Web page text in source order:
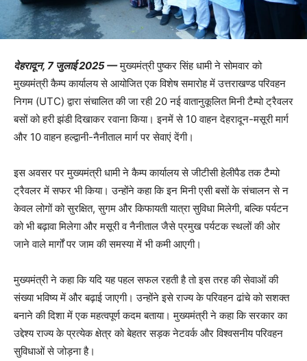
देहरादून, 7 जुलाई 2025 —मुख्यमंत्री पुष्कर सिंह धामी ने सोमवार को
मुख्यमंत्री कैम्प कार्यालय से आयोजित एक विशेष समारोह में उत्तराखण्ड परिवहन
निगम (UTC) द्वारा संचालित की जा रही 20 नई वातानुकूलित मिनी टैम्पो ट्रैवलर
बसों को हरी झंडी दिखाकर रवाना किया। इनमें से 10 वाहन देहरादून-मसूरी मार्ग
और 10 वाहन हल्द्वानी-नैनीताल मार्ग पर सेवाएं देंगी।
इस अवसर पर मुख्यमंत्री धामी ने कैम्प कार्यालय से जीटीसी हेलीपैड तक टैम्पो
ट्रैवलर में सफर भी किया। उन्होंने कहा कि इन मिनी एसी बसों के संचालन से न
केवल लोगों को सुरक्षित, सुगम और किफायती यात्रा सुविधा मिलेगी, बल्कि पर्यटन
को भी बढ़ावा मिलेगा और मसूरी व नैनीताल जैसे प्रमुख पर्यटक स्थलों की ओर
जाने वाले मार्गों पर जाम की समस्या में भी कमी आएगी।
मुख्यमंत्री ने कहा कि यदि यह पहल सफल रहती है तो इस तरह की सेवाओं की
संख्या भविष्य में और बढ़ाई जाएगी। उन्होंने इसे राज्य के परिवहन ढांचे को सशक्त
बनाने की दिशा में एक महत्वपूर्ण कदम बताया। मुख्यमंत्री ने कहा कि सरकार का
उद्देश्य राज्य के प्रत्येक क्षेत्र को बेहतर सड़क नेटवर्क और विश्वसनीय परिवहन
सुविधाओं से जोड़ना है।